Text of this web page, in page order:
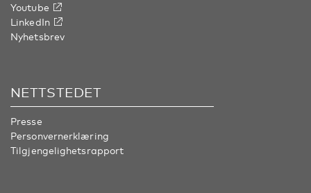
Youtube
LinkedIn
Nyhetsbrev
NETTSTEDET
Presse
Personvernerklæring
Tilgjengelighetsrapport